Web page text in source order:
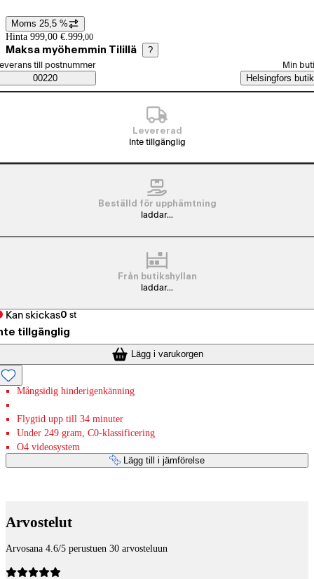
Prisinformation
Moms 25,5 %
Hinta 999,00 €. 999,00
Maksa myöhemmin Tilillä ?
Saatavuustiedot
beställningssätt
till postnummer
00220
Min
Helsingfors butik
Levererad
Inte tillgänglig
Beställd för upphämtning
laddar...
Från butikshyllan
laddar...
Kan skickas0 st
tillgänglig
Lägg i varukorgen
Mångsidig hinderigenkänning
Flygtid upp till 34 minuter
Under 249 gram, C0-klassificering
O4 videosystem
Lägg till i jämförelse
Arvostelut
Arvosana 4.6/5 perustuen 30 arvosteluun